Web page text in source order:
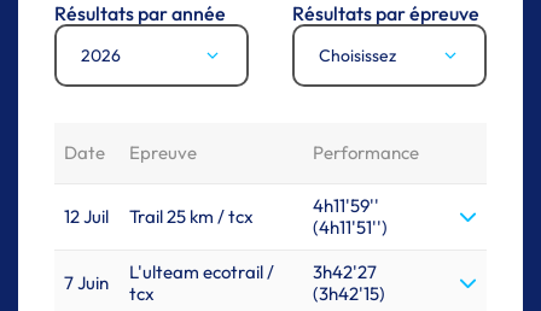
Résultats par année
2026
Résultats par épreuve
Choisissez
Date Epreuve Performance
12 Juil Trail 25 km / tcx
4h11'59''
(4h11'51'')
7 Juin
L'ulteam ecotrail /
tcx
3h42'27
(3h42'15)